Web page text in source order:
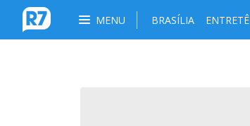
MENU BRASÍLIA ENTRETÊ